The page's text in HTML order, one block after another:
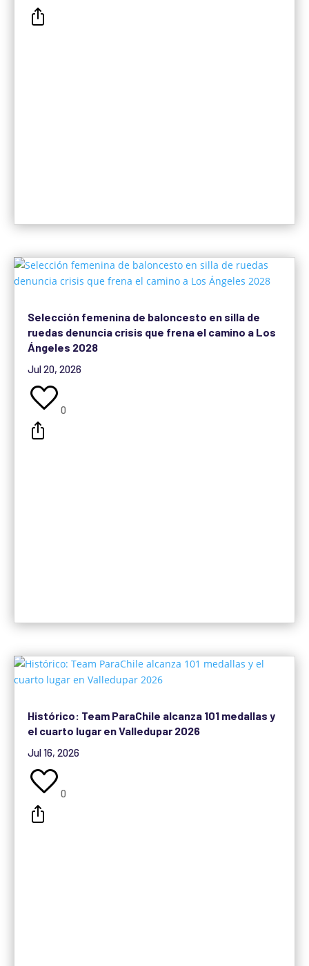
Selección femenina de baloncesto en silla de
ruedas denuncia crisis que frena el camino a Los
Ángeles 2028
Jul 20, 2026
0
Histórico: Team ParaChile alcanza 101 medallas y
el cuarto lugar en Valledupar 2026
Jul 16, 2026
0